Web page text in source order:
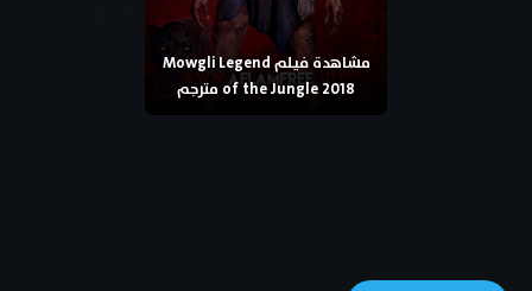
مشاهدة فيلم Mowgli Legend
of the Jungle 2018 مترجم